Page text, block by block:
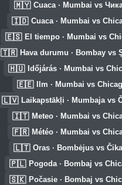
🇲🇾 Cuaca · Mumbai vs
🇮🇩 Cuaca · Mumbai vs
🇪🇸 El tiempo · Mumbai vs
🇹🇷 Hava durumu · Bombay vs
🇭🇺 Időjárás · Mumbai vs
🇪🇪 Ilm · Mumbai vs
🇱🇻 Laikapstākļi · Mumbaja vs
🇮🇹 Meteo · Mumbai vs
🇫🇷 Météo · Mumbai vs
🇱🇹 Oras · Bombėjus vs
🇵🇱 Pogoda · Bombaj vs
🇸🇰 Počasie · Bombaj vs